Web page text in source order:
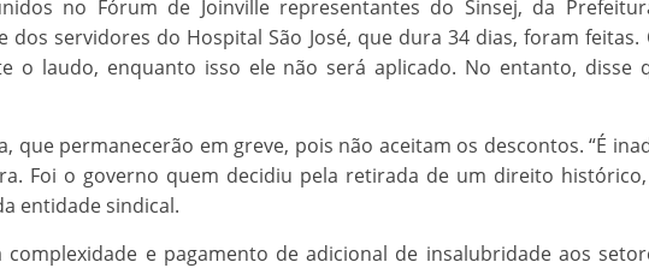
no Fórum de Joinville representantes do Sinsej, da
servidores do Hospital São José, que dura 34 dias, foram
o laudo, enquanto isso ele não será aplicado. No entanto, disse
que permanecerão em greve, pois não aceitam os descontos. “É
Foi o governo quem decidiu pela retirada de um direito
entidade sindical.
e pagamento de adicional de insalubridade aos